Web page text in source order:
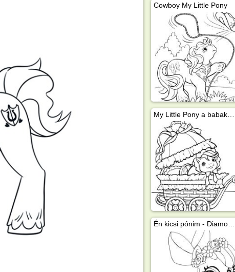
Cowboy My Little Pony
My Little Pony a babakocsiban
Én kicsi pónim - Diamond Tiara